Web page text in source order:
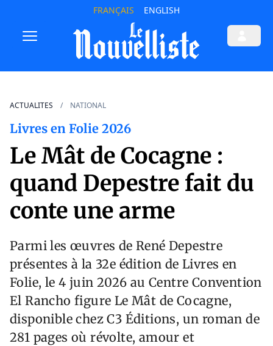
FRANÇAIS ENGLISH
ACTUALITES NATIONAL
Livres en Folie 2026
Le Mât de Cocagne :
quand Depestre fait du
conte une arme
Parmi les œuvres de René Depestre
présentes à la 32e édition de Livres en
Folie, le 4 juin 2026 au Centre Convention
El Rancho figure Le Mât de Cocagne,
disponible chez C3 Éditions, un roman de
281 pages où révolte, amour et